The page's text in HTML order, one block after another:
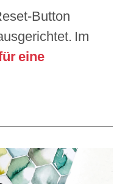
Button
Im
eine